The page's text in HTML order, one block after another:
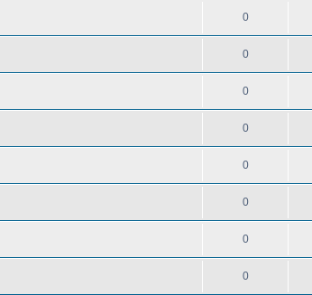
0
0
0
0
0
0
0
0